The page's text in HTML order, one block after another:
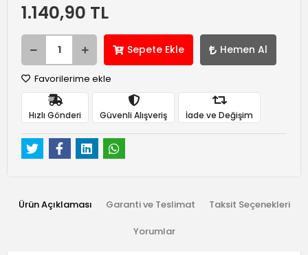
1.140,90 TL
Sepete Ekle Hemen Al
Favorilerime ekle
Hızlı Gönderi Güvenli Alışveriş İade ve Değişim
Ürün Açıklaması Garanti ve Teslimat Taksit Seçenekleri
Yorumlar